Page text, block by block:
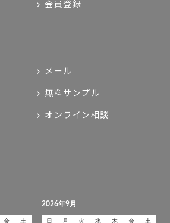
会員登録
メール
無料サンプル
オンライン相談